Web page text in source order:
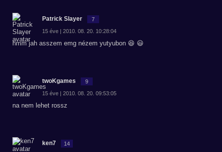
Patrick Slayer 7
15 éve | 2010. 08. 20. 10:28:04
hmm jah asszem emg nézem yutyubon 😆 😃
twoKgames 9
15 éve | 2010. 08. 20. 09:53:05
na nem lehet rossz
ken7 14